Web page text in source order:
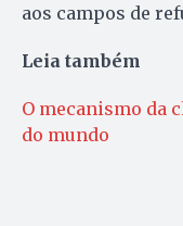
aos campos de
Leia também
O mecanismo da
do mundo